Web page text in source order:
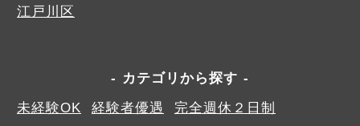
江戸川区
カテゴリから探す
未経験OK
経験者優遇
完全週休２日制